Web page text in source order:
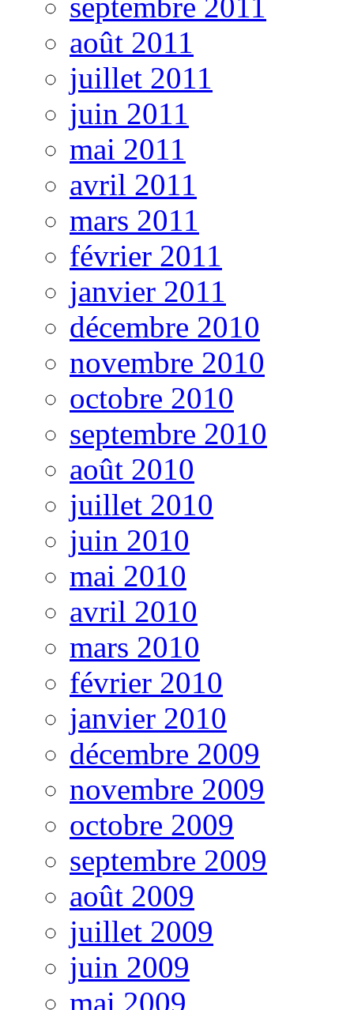
août 2011
juillet 2011
juin 2011
mai 2011
avril 2011
mars 2011
février 2011
janvier 2011
décembre 2010
novembre 2010
octobre 2010
septembre 2010
août 2010
juillet 2010
juin 2010
mai 2010
avril 2010
mars 2010
février 2010
janvier 2010
décembre 2009
novembre 2009
octobre 2009
septembre 2009
août 2009
juillet 2009
juin 2009
mai 2009